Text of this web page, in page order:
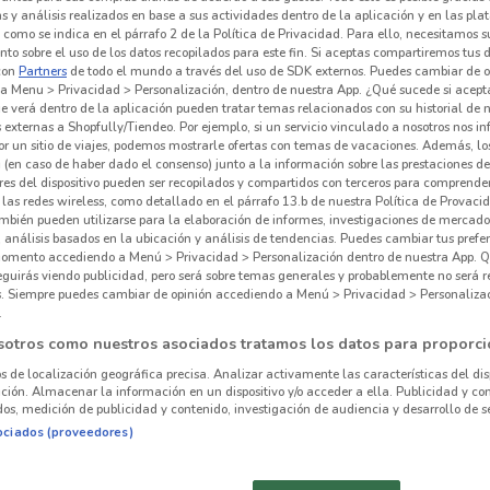
381
Av
438
Av.
552
Av
552
619
y análisis realizados en base a sus actividades dentro de la aplicación y en las
como se indica en el párrafo 2 de la Política de Privacidad. Para ello, necesitamos
sobre el uso de los datos recopilados para este fin. Si aceptas compartiremos tus
Partners de todo el mundo a través del uso de SDK externos. Puedes cambiar de
Menu > Privacidad > Personalización, dentro de nuestra App. ¿Qué sucede si
verá dentro de la aplicación pueden tratar temas relacionados con su historial de
a Shopfully/Tiendeo. Por ejemplo, si un servicio vinculado a nosotros nos
un sitio de viajes, podemos mostrarle ofertas con temas de vacaciones. Además,
caso de haber dado el consenso) junto a la información sobre las prestaciones
del dispositivo pueden ser recopilados y compartidos con terceros para
las redes wireless, como detallado en el párrafo 13.b de nuestra Política de
pueden utilizarse para la elaboración de informes, investigaciones de
análisis basados en la ubicación y análisis de tendencias. Puedes cambiar tus
accediendo a Menú > Privacidad > Personalización dentro de nuestra App.
viendo publicidad, pero será sobre temas generales y probablemente no será
Siempre puedes cambiar de opinión accediendo a Menú > Privacidad >
como nuestros asociados tratamos los datos para
de localización geográfica precisa. Analizar activamente las características del
Almacenar la información en un dispositivo y/o acceder a ella. Publicidad y
medición de publicidad y contenido, investigación de audiencia y desarrollo de
(proveedores)